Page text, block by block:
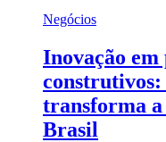
Negócios
Inovação em
transforma
Brasil